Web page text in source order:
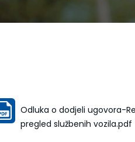
Odluka o dodjeli ugovora-
pregled službenih vozila.pdf